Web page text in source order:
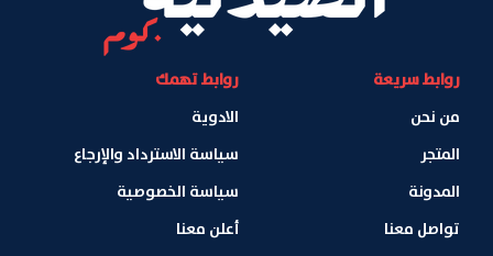
روابط سريعة
من نحن
المتجر
المدونة
تواصل معنا
روابط تهمك
الادوية
سياسة الاسترداد والإرجاع
سياسة الخصوصية
أعلن معنا